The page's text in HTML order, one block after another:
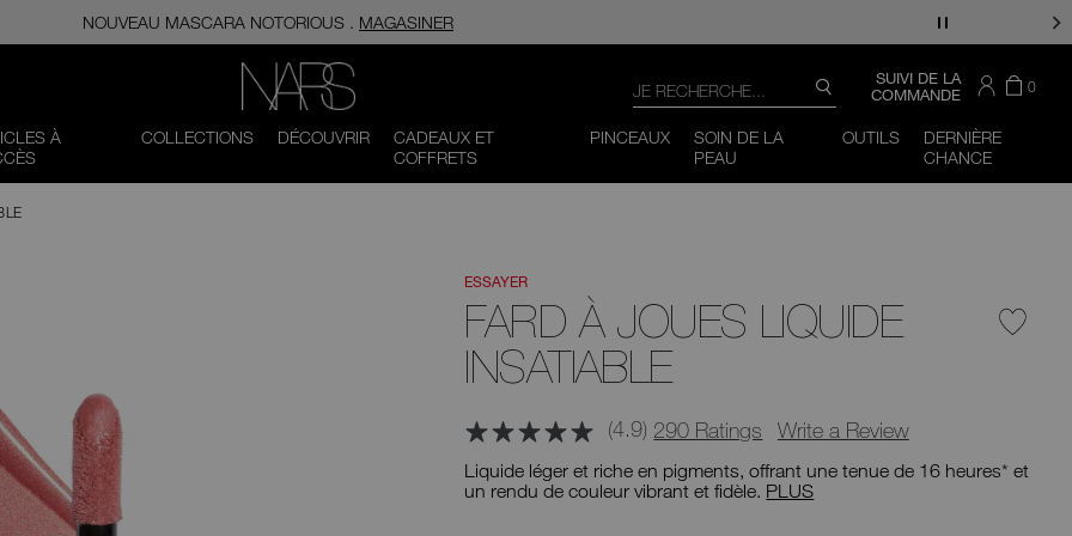
NOUVEAU MASCARA​​​​​​​ NOTORIOUS . MAGASINER
SUIVI DE LA
COMMANDE
IL
0
Recherche
LE
CATALOGUE
RECHERCHE
pouvez
la
gauche
ou
droite
votre
appareil
mobile)
pour
accéder
À
COLLECTIONS DÉCOUVRIR
CADEAUX ET
COFFRETS
PINCEAUX
SOIN DE LA
PEAU
OUTILS
DERNIÈRE
CHANCE
ESSAYER
FARD À JOUES LIQUIDE
INSATIABLE
(4.9) 290 Ratings Write a Review
Liquide léger et riche en pigments, offrant une tenue de 16 heures* et
un rendu de couleur vibrant et fidèle. PLUS